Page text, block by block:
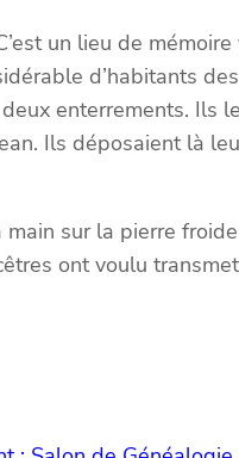
un lieu de
d’habitants
enterrements. Ils
Ils déposaient là
sur la pierre
ont voulu